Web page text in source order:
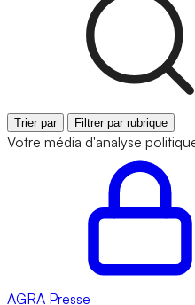
Trier par Filtrer par rubrique
Votre média d'analyse
AGRA Presse